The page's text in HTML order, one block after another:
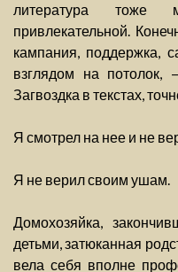
литература тоже
привлекательной.
кампания, поддержка,
взглядом на потолок,
Загвоздка в текстах,
Я смотрел на нее и не
Я не верил своим ушам.
Домохозяйка,
детьми, затюканная
вела себя вполне